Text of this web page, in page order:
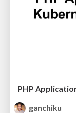
PHP
ganchiku